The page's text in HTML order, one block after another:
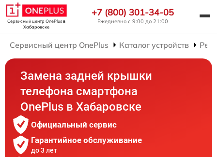
Сервисный центр OnePlusв
Хабаровске
+7 (800) 301-34-05
Ежедневно с 9:00 до 21:00
Сервисный центр OnePlus Каталог устройств
Замена задней крышки
телефона смартфона
OnePlus в Хабаровске
Официальный сервис
Гарантийное обслуживание
до 3 лет